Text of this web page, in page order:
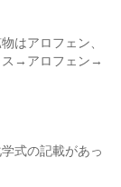
はアロフェン、
ス→アロフェン→
式の記載があっ